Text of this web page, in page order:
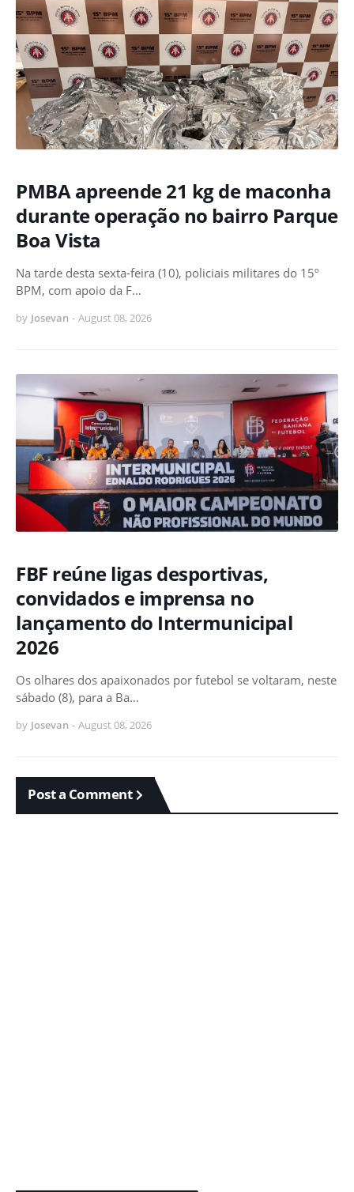
PMBA apreende 21 kg de maconha
durante operação no bairro Parque
Boa Vista
Na tarde desta sexta-feira (10), policiais militares do 15º
BPM, com apoio da F…
by Josevan - August 08, 2026
FBF reúne ligas desportivas,
convidados e imprensa no
lançamento do Intermunicipal
2026
Os olhares dos apaixonados por futebol se voltaram, neste
sábado (8), para a Ba…
by Josevan - August 08, 2026
Post a Comment